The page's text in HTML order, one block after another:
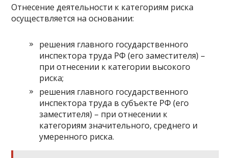
Отнесение деятельности к категориям риска
осуществляется на основании:
решения главного государственного
инспектора труда РФ (его заместителя) –
при отнесении к категории высокого
риска;
решения главного государственного
инспектора труда в субъекте РФ (его
заместителя) – при отнесении к
категориям значительного, среднего и
умеренного риска.